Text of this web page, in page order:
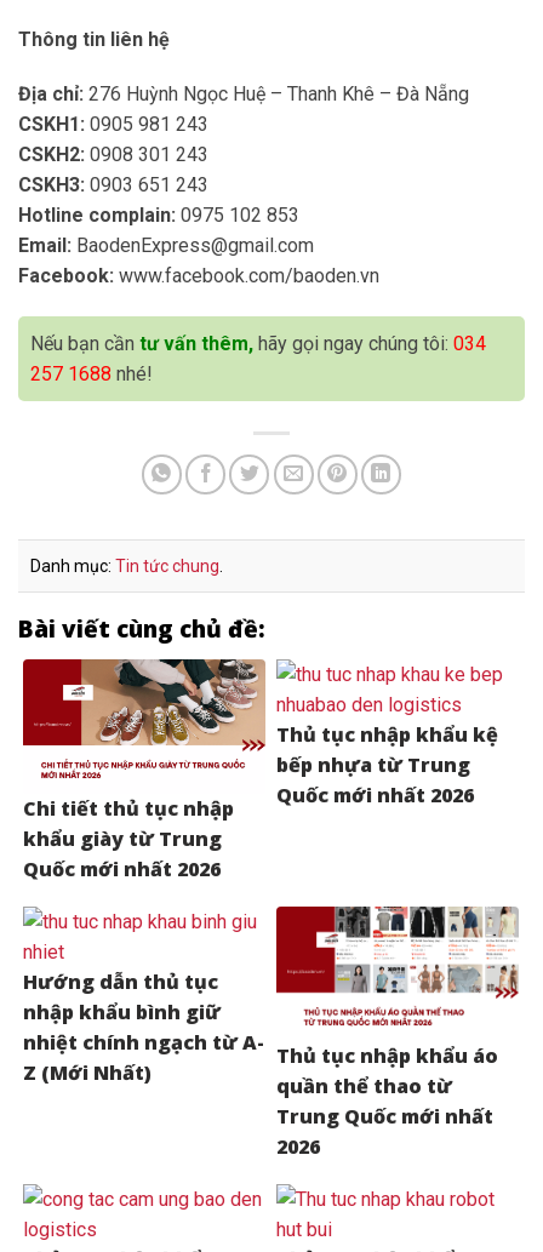
Thông tin liên hệ
Địa chỉ: 276 Huỳnh Ngọc Huệ – Thanh Khê – Đà Nẵng
CSKH1: 0905 981 243
CSKH2: 0908 301 243
CSKH3: 0903 651 243
Hotline complain: 0975 102 853
Email: BaodenExpress@gmail.com
Facebook: www.facebook.com/baoden.vn
Nếu bạn cần tư vấn thêm, hãy gọi ngay chúng tôi: 034
257 1688 nhé!
Danh mục: Tin tức chung.
Bài viết cùng chủ đề:
Chi tiết thủ tục nhập
khẩu giày từ Trung
Quốc mới nhất 2026
Thủ tục nhập khẩu kệ
bếp nhựa từ Trung
Quốc mới nhất 2026
Hướng dẫn thủ tục
nhập khẩu bình giữ
nhiệt chính ngạch từ A-
Z (Mới Nhất)
Thủ tục nhập khẩu áo
quần thể thao từ
Trung Quốc mới nhất
2026